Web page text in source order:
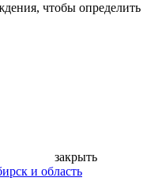
чтобы определить
закрыть
и область